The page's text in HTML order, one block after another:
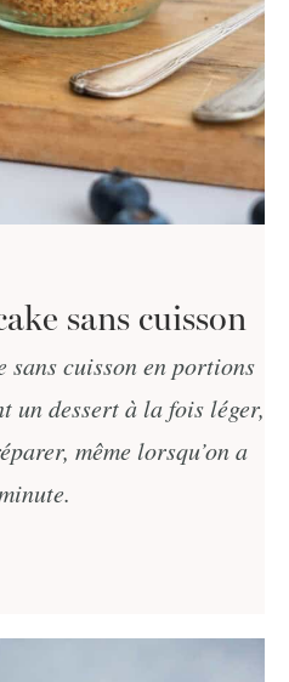
sans cuisson
sans cuisson en portions
un dessert à la fois léger,
même lorsqu’on a